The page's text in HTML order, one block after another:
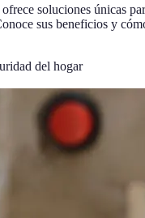
soluciones únicas
sus beneficios y
del hogar